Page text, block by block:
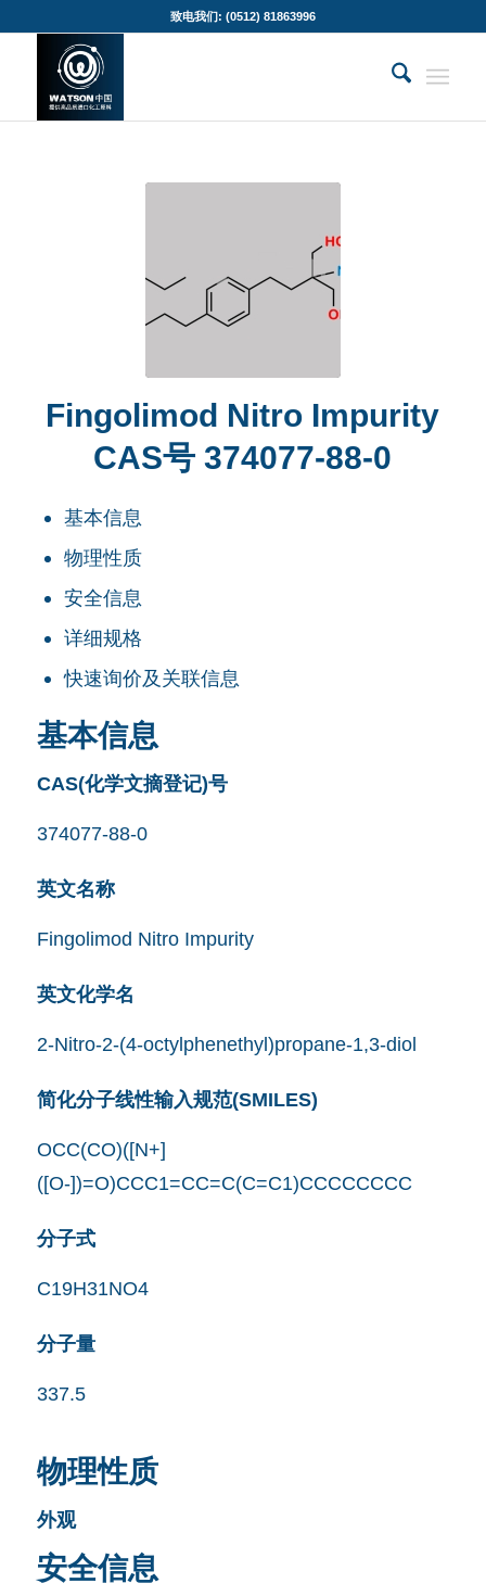
致电我们: (0512) 81863996
Fingolimod Nitro Impurity
CAS号 374077-88-0
基本信息
物理性质
安全信息
详细规格
快速询价及关联信息
基本信息
CAS(化学文摘登记)号
374077-88-0
英文名称
Fingolimod Nitro Impurity
英文化学名
2-Nitro-2-(4-octylphenethyl)propane-1,3-diol
简化分子线性输入规范(SMILES)
OCC(CO)([N+]
([O-])=O)CCC1=CC=C(C=C1)CCCCCCCC
分子式
C19H31NO4
分子量
337.5
物理性质
外观
安全信息